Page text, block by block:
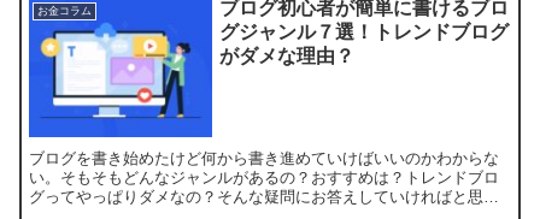
お金コラム
ブログ初心者が簡単に書けるブロ
グジャンル７選！トレンドブログ
がダメな理由？
ブログを書き始めたけど何から書き進めていけばいいのかわからな
い。そもそもどんなジャンルがあるの？おすすめは？トレンドブロ
グってやっぱりダメなの？そんな疑問にお答えしていければと思い